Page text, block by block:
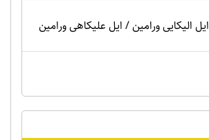
ایل الیکایی ورامین / ایل علیکاهی ورامین